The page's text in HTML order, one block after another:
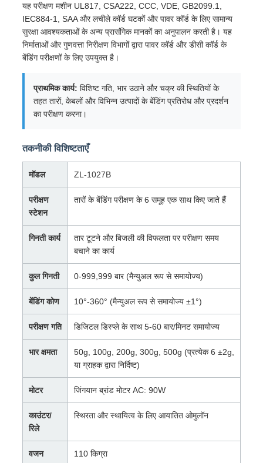
यह परीक्षण मशीन UL817, CSA222, CCC, VDE, GB2099.1,
IEC884-1, SAA और लचीले कॉर्ड घटकों और पावर कॉर्ड के लिए सामान्य
सुरक्षा आवश्यकताओं के अन्य प्रासंगिक मानकों का अनुपालन करती है। यह
निर्माताओं और गुणवत्ता निरीक्षण विभागों द्वारा पावर कॉर्ड और डीसी कॉर्ड के
बेंडिंग परीक्षणों के लिए उपयुक्त है।
प्राथमिक कार्य: विशिष्ट गति, भार उठाने और चक्र की स्थितियों के
तहत तारों, केबलों और विभिन्न उत्पादों के बेंडिंग प्रतिरोध और प्रदर्शन
का परीक्षण करना।
तकनीकी विशिष्टताएँ
मॉडल ZL-1027B
परीक्षण
स्टेशन
तारों के बेंडिंग परीक्षण के 6 समूह एक साथ किए जाते हैं
गिनती कार्य
तार टूटने और बिजली की विफलता पर परीक्षण समय
बचाने का कार्य
कुल गिनती 0-999,999 बार (मैन्युअल रूप से समायोज्य)
बेंडिंग कोण 10°-360° (मैन्युअल रूप से समायोज्य ±1°)
परीक्षण गति डिजिटल डिस्प्ले के साथ 5-60 बार/मिनट समायोज्य
भार क्षमता
50g, 100g, 200g, 300g, 500g (प्रत्येक 6 ±2g,
या ग्राहक द्वारा निर्दिष्ट)
मोटर जिंगयान ब्रांड मोटर AC: 90W
काउंटर/
रिले
स्थिरता और स्थायित्व के लिए आयातित ओमुलॉन
वजन 110 किग्रा